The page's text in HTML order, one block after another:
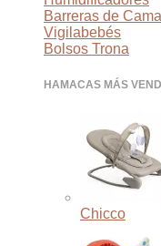
Barreras de Cama
Vigilabebés
Bolsos Trona
HAMACAS MÁS
Chicco